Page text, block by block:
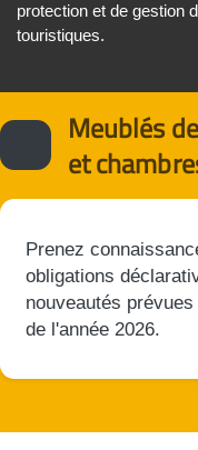
protection et de gestion
touristiques.
Meublés
et
Prenez
obligations
nouveautés
de l'année 2026.